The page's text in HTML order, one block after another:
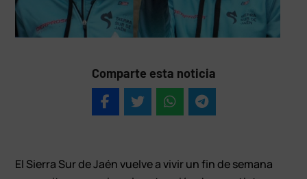
Comparte esta noticia
El Sierra Sur de Jaén vuelve a vivir un fin de semana